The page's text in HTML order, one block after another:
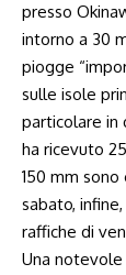
presso
intorno a 30
piogge
sulle isole
particolare in
ha ricevuto
150 mm
sabato,
raffiche di
Una